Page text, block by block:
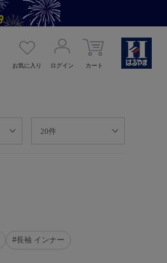
お気に入り ログイン カート
#長袖 インナー